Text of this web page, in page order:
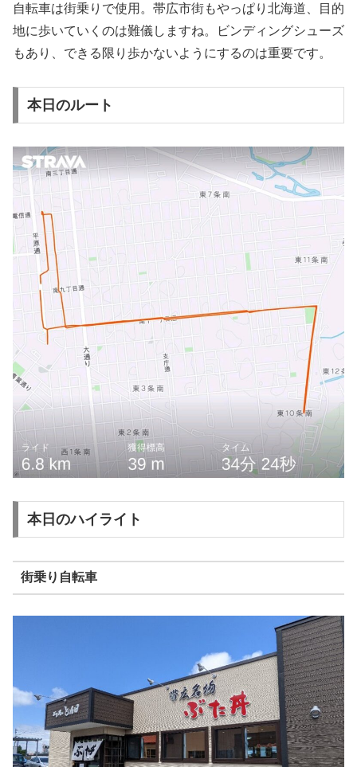
自転車は街乗りで使用。帯広市街もやっぱり北海道、目的
地に歩いていくのは難儀しますね。ビンディングシューズ
もあり、できる限り歩かないようにするのは重要です。
本日のルート
本日のハイライト
街乗り自転車